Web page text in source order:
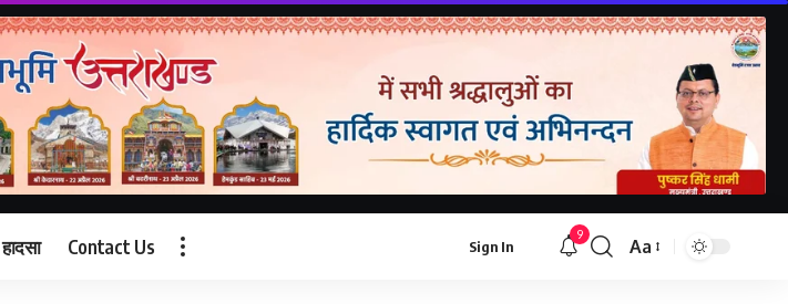
हादसा Contact Us Sign In
9
Aa